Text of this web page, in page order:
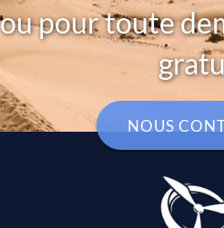
ou pour toute
NOUS